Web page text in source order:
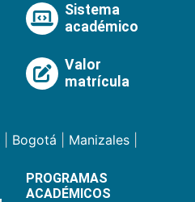
Sistema
académico
Valor
matrícula
Bogotá Manizales
PROGRAMAS
ACADÉMICOS